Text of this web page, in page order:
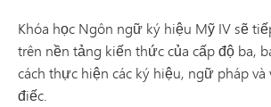
Khóa học Ngôn ngữ ký hiệu Mỹ IV sẽ
trên nền tảng kiến thức của cấp độ ba,
cách thực hiện các ký hiệu, ngữ pháp
điếc.